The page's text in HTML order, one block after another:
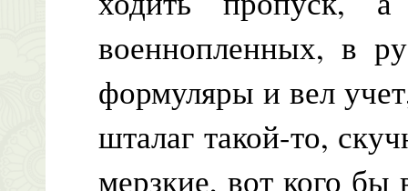
военнопленных, в
формуляры и вел
шталаг такой-то,
мерзкие, вот кого бы